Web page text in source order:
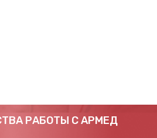
кислорода Армед 8F-5AW
отзыв
РАБОТЫ С АРМЕД